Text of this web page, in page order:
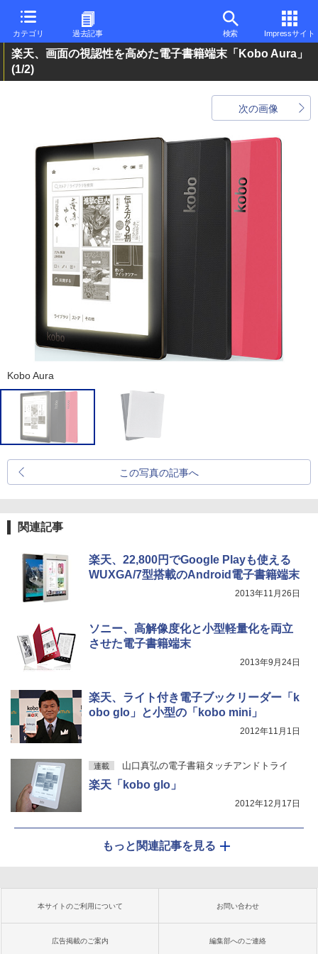
カテゴリ 過去記事 検索 Impressサイト
楽天、画面の視認性を高めた電子書籍端末「Kobo Aura」
(1/2)
次の画像
Kobo Aura
この写真の記事へ
関連記事
楽天、22,800円でGoogle Playも使える
WUXGA/7型搭載のAndroid電子書籍端末
2013年11月26日
ソニー、高解像度化と小型軽量化を両立
させた電子書籍端末
2013年9月24日
楽天、ライト付き電子ブックリーダー「k
obo glo」と小型の「kobo mini」
2012年11月1日
連載 山口真弘の電子書籍タッチアンドトライ
楽天「kobo glo」
2012年12月17日
もっと関連記事を見る
本サイトのご利用について お問い合わせ
広告掲載のご案内 編集部へのご連絡